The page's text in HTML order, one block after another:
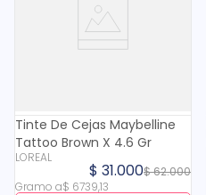
Tinte De Cejas Maybelline
Tattoo Brown X 4.6 Gr
LOREAL
$62.000
$ 31.000
Gramo a$ 6739,13